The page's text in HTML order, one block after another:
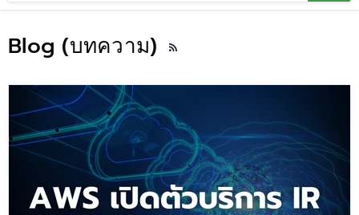
Blog (บทความ) RSS